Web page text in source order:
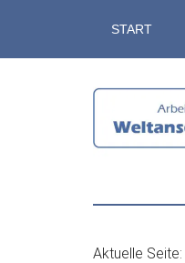
springen
secondary
springen
springen
START
Aktuelle Seite: